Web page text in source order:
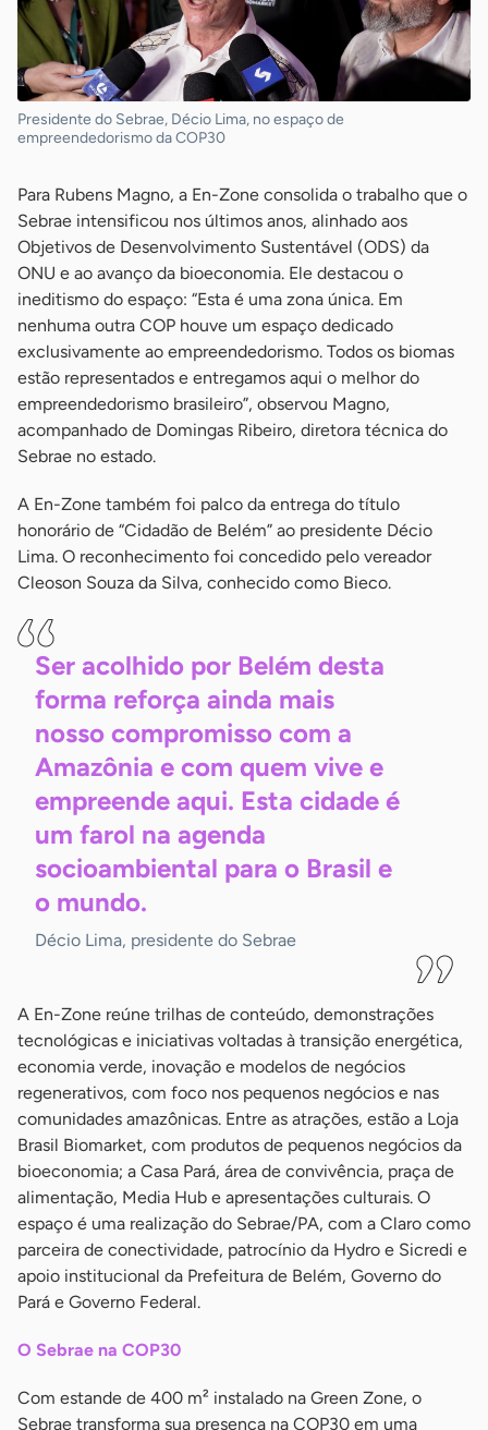
Presidente do Sebrae, Décio Lima, no espaço de
empreendedorismo da COP30
Para Rubens Magno, a En-Zone consolida o trabalho que o
Sebrae intensificou nos últimos anos, alinhado aos
Objetivos de Desenvolvimento Sustentável (ODS) da
ONU e ao avanço da bioeconomia. Ele destacou o
ineditismo do espaço: “Esta é uma zona única. Em
nenhuma outra COP houve um espaço dedicado
exclusivamente ao empreendedorismo. Todos os biomas
estão representados e entregamos aqui o melhor do
empreendedorismo brasileiro”, observou Magno,
acompanhado de Domingas Ribeiro, diretora técnica do
Sebrae no estado.
A En-Zone também foi palco da entrega do título
honorário de “Cidadão de Belém” ao presidente Décio
Lima. O reconhecimento foi concedido pelo vereador
Cleoson Souza da Silva, conhecido como Bieco.
Ser acolhido por Belém desta
forma reforça ainda mais
nosso compromisso com a
Amazônia e com quem vive e
empreende aqui. Esta cidade é
um farol na agenda
socioambiental para o Brasil e
o mundo.
Décio Lima, presidente do Sebrae
A En-Zone reúne trilhas de conteúdo, demonstrações
tecnológicas e iniciativas voltadas à transição energética,
economia verde, inovação e modelos de negócios
regenerativos, com foco nos pequenos negócios e nas
comunidades amazônicas. Entre as atrações, estão a Loja
Brasil Biomarket, com produtos de pequenos negócios da
bioeconomia; a Casa Pará, área de convivência, praça de
alimentação, Media Hub e apresentações culturais. O
espaço é uma realização do Sebrae/PA, com a Claro como
parceira de conectividade, patrocínio da Hydro e Sicredi e
apoio institucional da Prefeitura de Belém, Governo do
Pará e Governo Federal.
O Sebrae na COP30
Com estande de 400 m² instalado na Green Zone, o
Sebrae transforma sua presença na COP30 em uma